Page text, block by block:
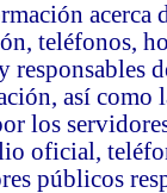
acerca
teléfonos,
responsables
así como
los
oficial,
públicos